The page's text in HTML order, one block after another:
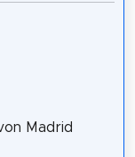
Madrid